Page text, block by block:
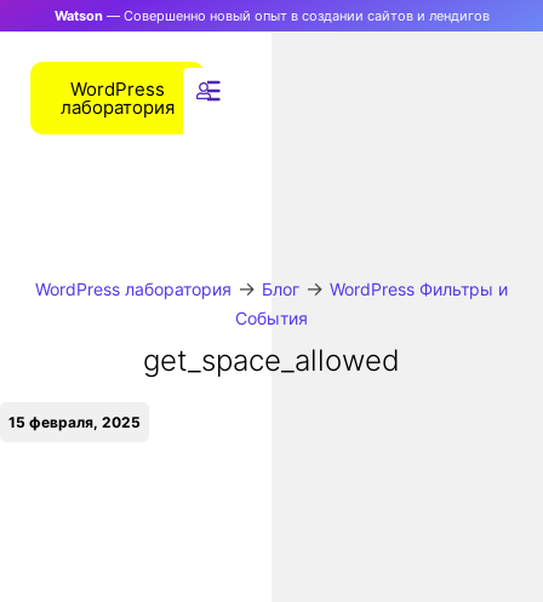
Watson— Совершенно новый опыт в создании сайтов и лендигов
WordPress
лаборатория
WordPress лаборатория → Блог → WordPress Фильтры и
События
get_space_allowed
15 февраля, 2025